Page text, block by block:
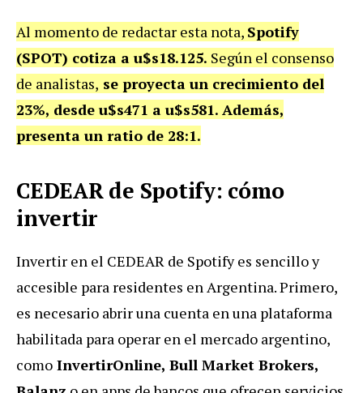
Al momento de redactar esta nota, Spotify
(SPOT) cotiza a u$s18.125. Según el consenso
de analistas, se proyecta un crecimiento del
23%, desde u$s471 a u$s581. Además,
presenta un ratio de 28:1.
CEDEAR de Spotify: cómo
invertir
Invertir en el CEDEAR de Spotify es sencillo y
accesible para residentes en Argentina. Primero,
es necesario abrir una cuenta en una plataforma
habilitada para operar en el mercado argentino,
como InvertirOnline, Bull Market Brokers,